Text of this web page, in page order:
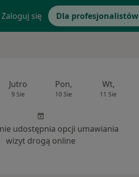
Zaloguj się Dla profesjonalistów
Jutro
9 Sie
Pon,
10 Sie
Wt,
11 Sie
udostępnia opcji umawiania
wizyt drogą online